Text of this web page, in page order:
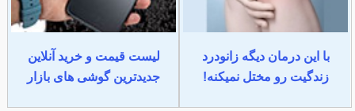
با این درمان دیگه زانودرد
زندگیت رو مختل نمیکنه!
لیست قیمت و خرید آنلاین
جدیدترین گوشی های بازار